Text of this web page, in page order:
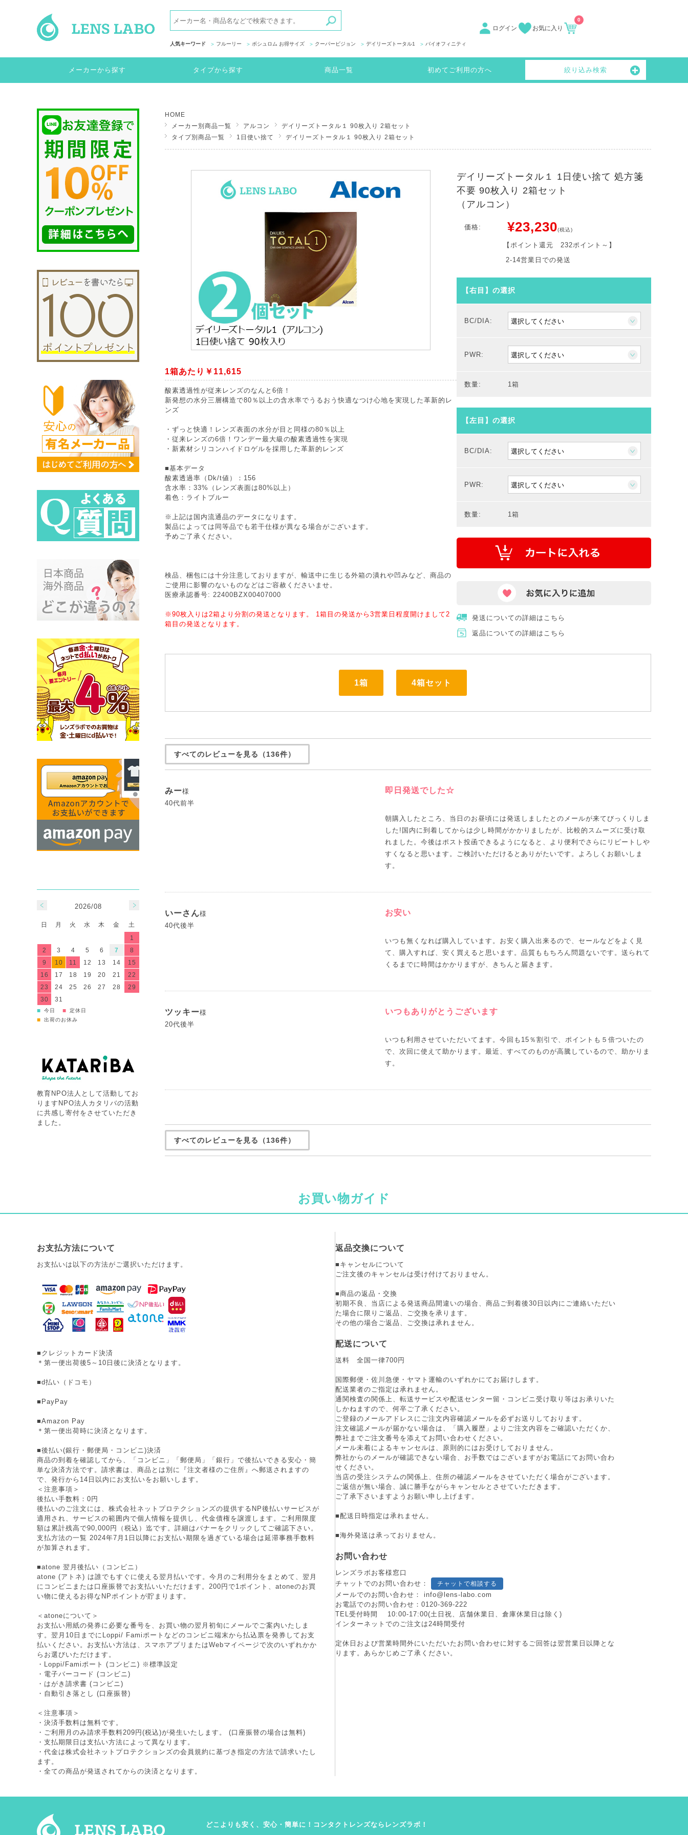
人気キーワード フルーリー ボシュロム お得サイズ クーパービジョン デイリーズトータル1 バイオフィニティ
ログイン お気に入り
0
メーカーから探す タイプから探す 商品一覧 初めてご利用の方へ 絞り込み検索
HOME
メーカー別商品一覧
アルコン
デイリーズトータル１ 90枚入り 2箱セット
タイプ別商品一覧
1日使い捨て デイリーズトータル１ 90枚入り 2箱セット
1箱あたり￥11,615
酸素透過性が従来レンズのなんと6倍！
新発想の水分三層構造で80％以上の含水率でうるおう快適なつけ心地を実現した革新的レ
ンズ
・ずっと快適！レンズ表面の水分が目と同様の80％以上
・従来レンズの6倍！ワンデー最大級の酸素透過性を実現
・新素材シリコンハイドロゲルを採用した革新的レンズ
■基本データ
酸素透過率（Dk/t値）：156
含水率：33%（レンズ表面は80%以上）
着色：ライトブルー
※上記は国内流通品のデータになります。
製品によっては同等品でも若干仕様が異なる場合がございます。
予めご了承ください。
検品、梱包には十分注意しておりますが、輸送中に生じる外箱の潰れや凹みなど、商品の
ご使用に影響のないものなどはご容赦くださいませ。
医療承認番号: 22400BZX00407000
※90枚入りは2箱より分割の発送となります。 1箱目の発送から3営業日程度開けまして2
箱目の発送となります。
デイリーズトータル１ 1日使い捨て 処方箋
不要 90枚入り 2箱セット
（アルコン）
価格: ¥23,230(税込)
【ポイント還元 232ポイント～ 】
2-14営業日での発送
【右目】の選択
BC/DIA:
PWR:
数量: 1箱
【左目】の選択
BC/DIA:
PWR:
数量: 1箱
発送についての詳細はこちら
返品についての詳細はこちら
1箱 4箱セット
すべてのレビューを見る（136件）
みー様
40代前半
即日発送でした☆
朝購入したところ、当日のお昼頃には発送しましたとのメールが来てびっくりしま
した!国内に到着してからは少し時間がかかりましたが、比較的スムーズに受け取
れました。今後はポスト投函できるようになると、より便利でさらにリピートしや
すくなると思います。ご検討いただけるとありがたいです。よろしくお願いしま
す。
いーさん様
40代後半
お安い
いつも無くなれば購入しています。お安く購入出来るので、セールなどをよく見
て、購入すれば、安く買えると思います。品質ももちろん問題ないです。送られて
くるまでに時間はかかりますが、きちんと届きます。
ツッキー様
20代後半
いつもありがとうございます
いつも利用させていただいてます。今回も15％割引で、ポイントも５倍ついたの
で、次回に使えて助かります。最近、すべてのものが高騰しているので、助かりま
す。
すべてのレビューを見る（136件）
2026/08
日 月 火 水 木 金
土
1
2
3 4 5 6 7
8
9
10 11 12 13 14
15
16
17 18 19 20 21
22
23
24 25 26 27 28
29
30
31
■ 今日 ■ 定休日
■ 出荷のお休み
教育NPO法人として活動してお
りますNPO法人カタリバの活動
に共感し寄付をさせていただき
ました。
お買い物ガイド
お支払方法について
お支払いは以下の方法がご選択いただけます。
■クレジットカード決済
＊第一便出荷後5～10日後に決済となります。
■d払い（ドコモ）
■PayPay
■Amazon Pay
＊第一便出荷時に決済となります。
■後払い(銀行・郵便局・コンビニ)決済
商品の到着を確認してから、「コンビニ」「郵便局」「銀行」で後払いできる安心・簡
単な決済方法です。請求書は、商品とは別に『注文者様のご住所』へ郵送されますの
で、発行から14日以内にお支払いをお願いします。
＜注意事項＞
後払い手数料：0円
後払いのご注文には、株式会社ネットプロテクションズの提供するNP後払いサービスが
適用され、サービスの範囲内で個人情報を提供し、代金債権を譲渡します。ご利用限度
額は累計残高で90,000円（税込）迄です。詳細はバナーをクリックしてご確認下さい。
支払方法の一覧 2024年7月1日以降にお支払い期限を過ぎている場合は延滞事務手数料
が加算されます。
■atone 翌月後払い（コンビニ）
atone (アトネ) は誰でもすぐに使える翌月払いです。今月のご利用分をまとめて、翌月
にコンビニまたは口座振替でお支払いいただけます。200円で1ポイント、atoneのお買
い物に使えるお得なNPポイントが貯まります。
＜atoneについて＞
お支払い用紙の発券に必要な番号を、お買い物の翌月初旬にメールでご案内いたしま
す。翌月10日までにLoppi/ Famiポートなどのコンビニ端末から払込票を発券してお支
払いください。お支払い方法は、スマホアプリまたはWebマイページで次のいずれかか
らお選びいただけます。
・Loppi/Famiポート (コンビニ) ※標準設定
・電子バーコード (コンビニ)
・はがき請求書 (コンビニ)
・自動引き落とし (口座振替)
＜注意事項＞
・決済手数料は無料です。
・ご利用月のみ請求手数料209円(税込)が発生いたします。 (口座振替の場合は無料)
・支払期限日は支払い方法によって異なります。
・代金は株式会社ネットプロテクションズの会員規約 に基づき指定の方法で請求いたし
ます。
・全ての商品が発送されてからの決済となります。
返品交換について
■キャンセルについて
ご注文後のキャンセルは受け付けておりません。
■商品の返品・交換
初期不良、当店による発送商品間違いの場合、商品ご到着後30日以内にご連絡いただい
た場合に限りご返品、ご交換を承ります。
その他の場合ご返品、ご交換は承れません。
配送について
送料 全国一律700円
国際郵便・佐川急便・ヤマト運輸のいずれかにてお届けします。
配送業者のご指定は承れません。
通関検査の関係上、転送サービスや配送センター留・コンビニ受け取り等はお承りいた
しかねますので、何卒ご了承ください。
ご登録のメールアドレスにご注文内容確認メールを必ずお送りしております。
注文確認メールが届かない場合は、「購入履歴」よりご注文内容をご確認いただくか、
弊社までご注文番号を添えてお問い合わせください。
メール未着によるキャンセルは、原則的にはお受けしておりません。
弊社からのメールが確認できない場合、お手数ではございますがお電話にてお問い合わ
せください。
当店の受注システムの関係上、住所の確認メールをさせていただく場合がございます。
ご返信が無い場合、誠に勝手ながらキャンセルとさせていただきます。
ご了承下さいますようお願い申し上げます。
■配送日時指定は承れません。
■海外発送は承っておりません。
お問い合わせ
レンズラボお客様窓口
チャットでのお問い合わせ：
チャットで相談する
メールでのお問い合わせ： info@lens-labo.com
お電話でのお問い合わせ： 0120-369-222
TEL受付時間 10:00-17:00(土日祝、店舗休業日、倉庫休業日は除く)
インターネットでのご注文は24時間受付
定休日および営業時間外にいただいたお問い合わせに対するご回答は翌営業日以降とな
ります。あらかじめご了承ください。
どこよりも安く、安心・簡単に！コンタクトレンズならレンズラボ！